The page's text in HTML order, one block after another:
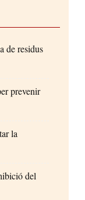
de residus
prevenir
la
del